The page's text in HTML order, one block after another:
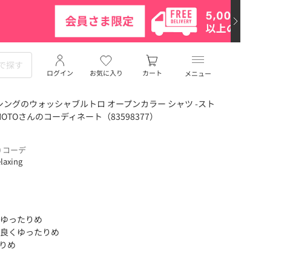
メニュー
お気に入り
ログイン カート
グのウォッシャブルトロ オープンカラー シャツ -スト
さんのコーディネート（83598377）
コーデ
ったりめ
くゆったりめ
め